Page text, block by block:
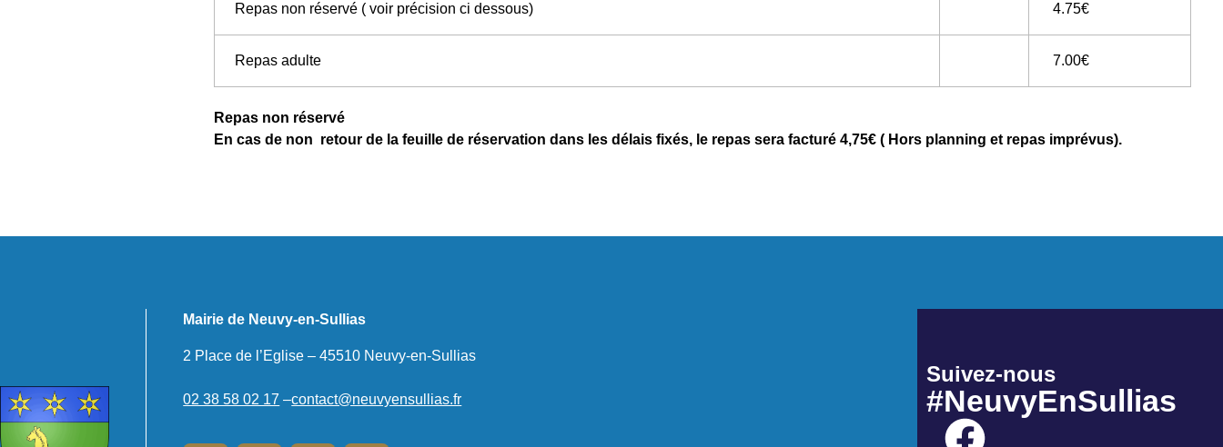
Repas non réservé ( voir précision ci dessous) 4.75€
Repas adulte 7.00€
Repas non réservé
En cas de non retour de la feuille de réservation dans les délais fixés, le repas sera facturé 4,75€ ( Hors planning et repas imprévus).
Mairie de Neuvy-en-Sullias
2 Place de l’Eglise – 45510 Neuvy-en-Sullias
02 38 58 02 17 –contact@neuvyensullias.fr
Suivez-nous
#NeuvyEnSullias